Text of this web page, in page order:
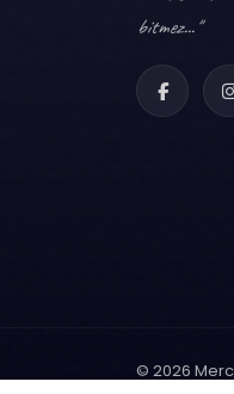
bitmez..."
© 2026